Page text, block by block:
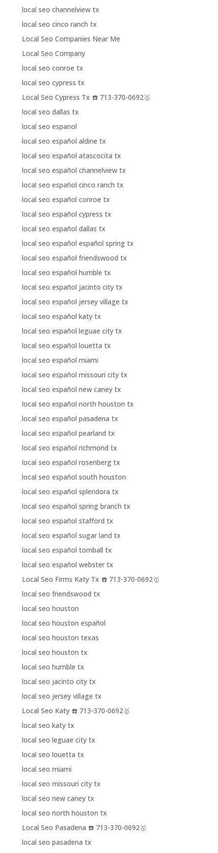
local seo channelview tx
local seo cinco ranch tx
Local Seo Companies Near Me
Local Seo Company
local seo conroe tx
local seo cypress tx
Local Seo Cypress Tx ☎️ 713-370-0692🥇
local seo dallas tx
local seo espanol
local seo español aldine tx
local seo español atascocita tx
local seo español channelview tx
local seo español cinco ranch tx
local seo español conroe tx
local seo español cypress tx
local seo español dallas tx
local seo español español spring tx
local seo español friendswood tx
local seo español humble tx
local seo español jacinto city tx
local seo español jersey village tx
local seo español katy tx
local seo español leguae city tx
local seo español louetta tx
local seo español miami
local seo español missouri city tx
local seo español new caney tx
local seo español north houston tx
local seo español pasadena tx
local seo español pearland tx
local seo español richmond tx
local seo español rosenberg tx
local seo español south houston
local seo español splendora tx
local seo español spring branch tx
local seo español stafford tx
local seo español sugar land tx
local seo español tomball tx
local seo español webster tx
Local Seo Firms Katy Tx ☎️ 713-370-0692🥇
local seo friendswood tx
local seo houston
local seo houston español
local seo houston texas
local seo houston tx
local seo humble tx
local seo jacinto city tx
local seo jersey village tx
Local Seo Katy ☎️ 713-370-0692🥇
local seo katy tx
local seo leguae city tx
local seo louetta tx
local seo miami
local seo missouri city tx
local seo new caney tx
local seo north houston tx
Local Seo Pasadena ☎️ 713-370-0692🥇
local seo pasadena tx